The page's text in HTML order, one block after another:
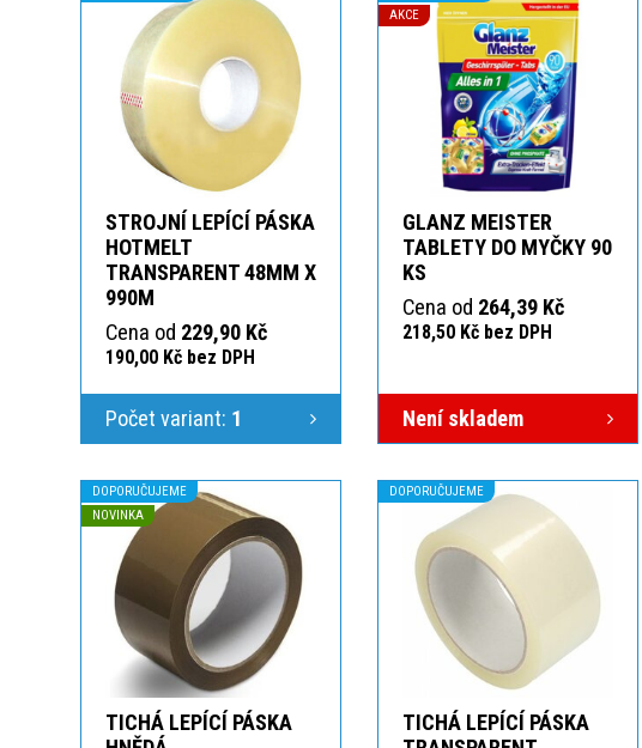
STROJNÍ LEPÍCÍ PÁSKA
HOTMELT
TRANSPARENT 48MM X
990M
Cena od 229,90 Kč
190,00 Kč bez DPH
Počet variant: 1
AKCE
GLANZ MEISTER
TABLETY DO MYČKY 90
KS
Cena od 264,39 Kč
218,50 Kč bez DPH
Není skladem
DOPORUČUJEME
NOVINKA
TICHÁ LEPÍCÍ PÁSKA
DOPORUČUJEME
TICHÁ LEPÍCÍ PÁSKA